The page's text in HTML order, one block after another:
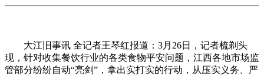
大江旧事讯 全记者王琴红报道：3月26日，记者梳剃头
现，针对收集餐饮行业的各类食物平安问题，江西各地市场监
管部分纷纷自动“亮剑”，拿出实打实的行动，从压实义务、严